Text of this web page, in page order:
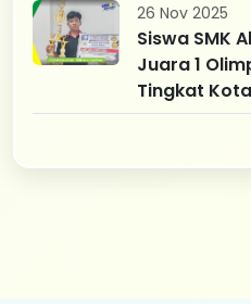
26 Nov 2025
Siswa SMK
Juara 1
Tingkat